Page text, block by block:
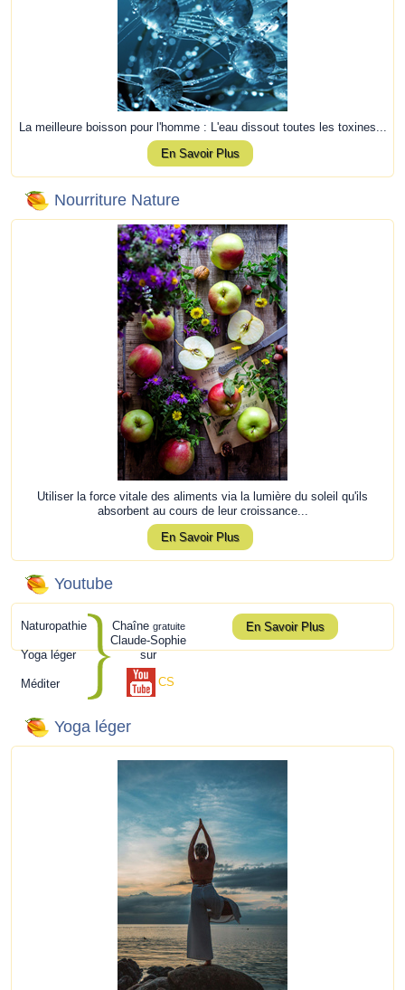
La meilleure boisson pour l'homme : L'eau dissout toutes les toxines...
En Savoir Plus
Nourriture Nature
Utiliser la force vitale des aliments via la lumière du soleil qu'ils
absorbent au cours de leur croissance...
En Savoir Plus
Youtube
Naturopathie
Yoga léger
Méditer
Chaîne gratuite
Claude-Sophie
sur
CS
En Savoir Plus
Yoga léger